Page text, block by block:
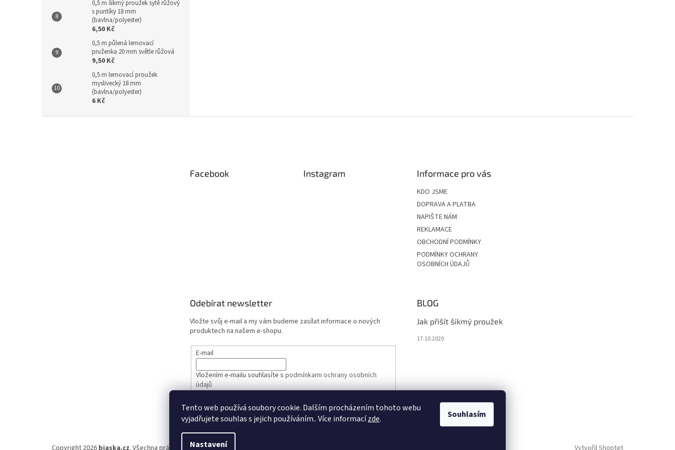
Tento web používá soubory cookie. Dalším procházením tohoto webu
vyjadřujete souhlas s jejich používáním.. Více informacízde.
Nastavení
Souhlasím
0,5 m šikmý proužek sytě růžový
s puntíky 18 mm
(bavlna/polyester)
6,50 Kč
0,5 m půlená lemovací
pruženka 20 mm světle růžová
9,50 Kč
0,5 m lemovací proužek
myslivecký 18 mm
(bavlna/polyester)
6 Kč
Facebook Instagram Informace pro vás
KDO JSME
DOPRAVA A PLATBA
NAPIŠTE NÁM
REKLAMACE
OBCHODNÍ PODMÍNKY
PODMÍNKY OCHRANY
OSOBNÍCH ÚDAJŮ
Odebírat newsletter
Vložte svůj e-mail a my vám budeme zasílat informace o nových
produktech na našem e-shopu.
E-mail
Vložením e-mailu souhlasíte s podmínkami ochrany osobních
údajů
PŘIHLÁSIT SE
BLOG
Jak přišít šikmý proužek
17.10.2020